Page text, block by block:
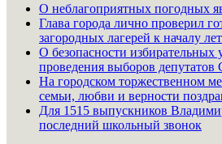
О неблагоприятных погодных
Глава города лично проверил
загородных лагерей к началу
О безопасности избирательных
проведения выборов депутатов
На городском торжественном
семьи, любви и верности
Для 1515 выпускников
последний школьный звонок